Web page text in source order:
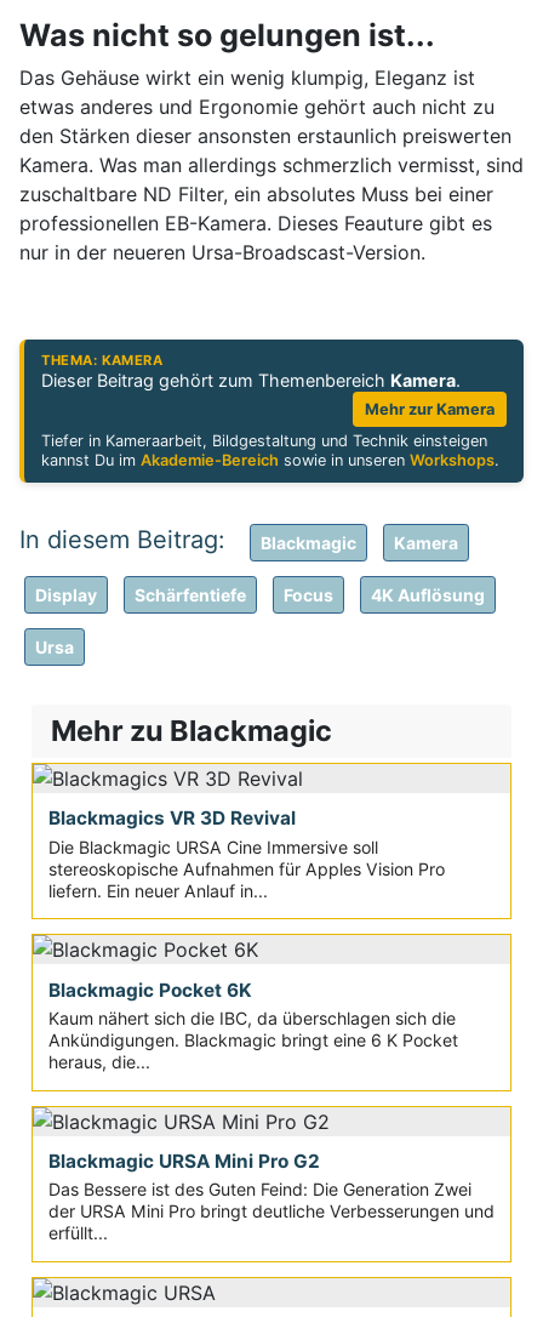
Was nicht so gelungen ist...
Das Gehäuse wirkt ein wenig klumpig, Eleganz ist
etwas anderes und Ergonomie gehört auch nicht zu
den Stärken dieser ansonsten erstaunlich preiswerten
Kamera. Was man allerdings schmerzlich vermisst, sind
zuschaltbare ND Filter, ein absolutes Muss bei einer
professionellen EB-Kamera. Dieses Feauture gibt es
nur in der neueren Ursa-Broadscast-Version.
THEMA: KAMERA
Dieser Beitrag gehört zum Themenbereich Kamera.
Mehr zur Kamera
Tiefer in Kameraarbeit, Bildgestaltung und Technik einsteigen
kannst Du imAkademie-Bereich sowie in unserenWorkshops.
Blackmagic Kamera
Display Schärfentiefe Focus 4K Auflösung
Ursa
Mehr zu Blackmagic
Blackmagics VR 3D Revival
Die Blackmagic URSA Cine Immersive soll
stereoskopische Aufnahmen für Apples Vision Pro
liefern. Ein neuer Anlauf in...
Blackmagic Pocket 6K
Kaum nähert sich die IBC, da überschlagen sich die
Ankündigungen. Blackmagic bringt eine 6 K Pocket
heraus, die...
Blackmagic URSA Mini Pro G2
Das Bessere ist des Guten Feind: Die Generation Zwei
der URSA Mini Pro bringt deutliche Verbesserungen und
erfüllt...